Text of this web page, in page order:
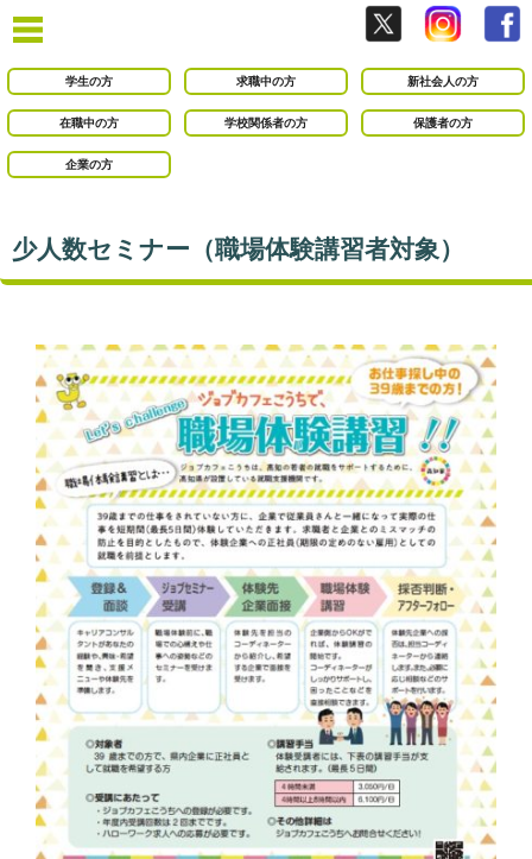
学生の方 求職中の方 新社会人の方
在職中の方 学校関係者の方 保護者の方
企業の方
少人数セミナー（職場体験講習者対象）